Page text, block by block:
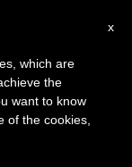
lente
x
which are
the
want to know
of the cookies,